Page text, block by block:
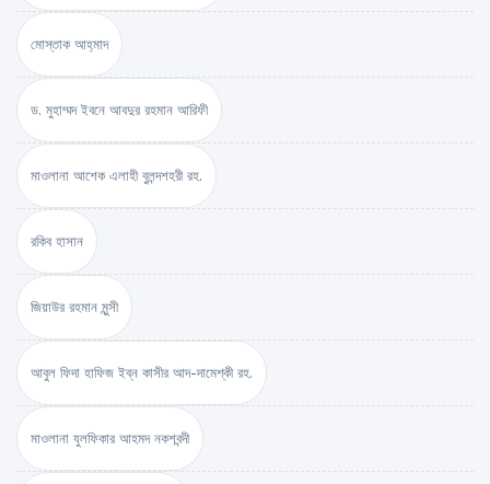
মোস্তাক আহ্‌মাদ
ড. মুহাম্মদ ইবনে আবদুর রহমান আরিফী
মাওলানা আশেক এলাহী বুলন্দশহরী রহ.
রকিব হাসান
জিয়াউর রহমান মুন্সী
আবুল ফিদা হাফিজ ইব্‌ন কাসীর আদ-দামেশ্‌কী রহ.
মাওলানা যুলফিকার আহমদ নকশবন্দী